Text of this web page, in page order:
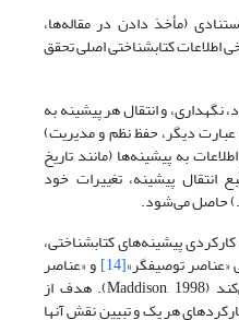
(مأخذ دادن در مقاله‌ها،
اطلاعات کتابشناختی اصلی تحقق
نگهداری، و انتقال هر پیشینه به
عبارت دیگر، حفظ نظم و مدیریت)
به پیشینه‌ها (مانند تاریخ
انتقال پیشینه، تغییرات خود
حاصل می‌شود.
کارکردی پیشینه‌های کتابشناختی،
«عناصر توصیفگر»[14] و «عناصر
دسته‌بندی می‌کند (Maddison, 1998). هدف از
هر یک و تبیین نقش آنها